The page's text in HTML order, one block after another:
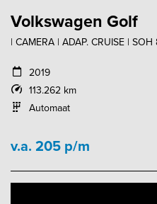
Volkswagen Golf
| CAMERA | ADAP. CRUISE | SOH
2019
113.262 km
Automaat
v.a. 205 p/m